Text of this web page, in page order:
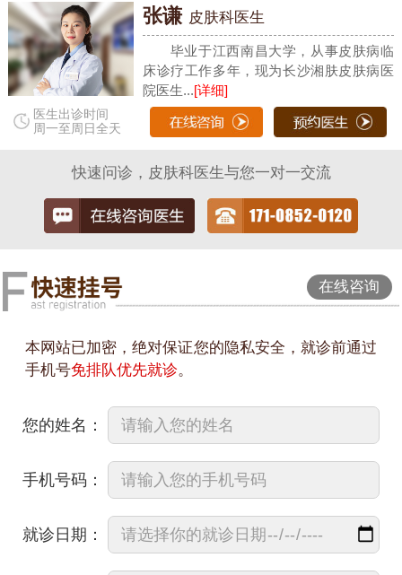
医生出诊时间
周一至周日全天
张谦 皮肤科医生
毕业于江西南昌大学，从事皮肤病临
床诊疗工作多年，现为长沙湘肤皮肤病医
院医生...[详细]
快速问诊，皮肤科医生与您一对一交流
在线咨询
本网站已加密，绝对保证您的隐私安全，就诊前通过
手机号免排队优先就诊。
您的姓名：
手机号码：
就诊日期：